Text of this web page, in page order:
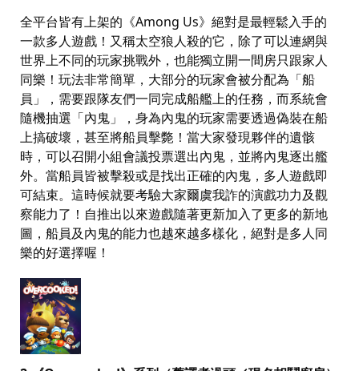
全平台皆有上架的《Among Us》絕對是最輕鬆入手的
一款多人遊戲！又稱太空狼人殺的它，除了可以連網與
世界上不同的玩家挑戰外，也能獨立開一間房只跟家人
同樂！玩法非常簡單，大部分的玩家會被分配為「船
員」，需要跟隊友們一同完成船艦上的任務，而系統會
隨機抽選「內鬼」，身為內鬼的玩家需要透過偽裝在船
上搞破壞，甚至將船員擊斃！當大家發現夥伴的遺骸
時，可以召開小組會議投票選出內鬼，並將內鬼逐出艦
外。當船員皆被擊殺或是找出正確的內鬼，多人遊戲即
可結束。這時候就要考驗大家爾虞我詐的演戲功力及觀
察能力了！自推出以來遊戲隨著更新加入了更多的新地
圖，船員及內鬼的能力也越來越多樣化，絕對是多人同
樂的好選擇喔！